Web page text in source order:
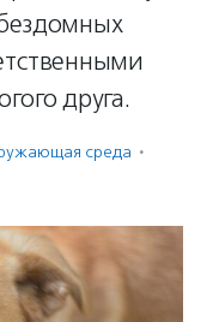
друга.
среда ·